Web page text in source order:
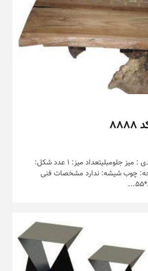
برند : متفرقهدسته‌بندی : میز جلومبلیتعداد میز: 1 عدد شکل:
چوب شیشه: ندارد مشخصات فنی